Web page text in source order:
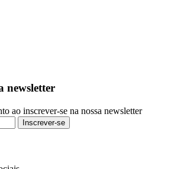
newsletter
ao inscrever-se na nossa newsletter
Inscrever-se